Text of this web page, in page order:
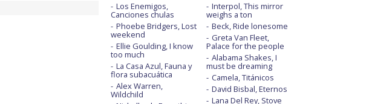
Los Enemigos,
Canciones chulas
Phoebe Bridgers, Lost
weekend
Ellie Goulding, I know
too much
La Casa Azul, Fauna y
flora subacuática
Alex Warren,
Wildchild
Interpol, This mirror
weighs a ton
Beck, Ride lonesome
Greta Van Fleet,
Palace for the people
Alabama Shakes, I
must be dreaming
Camela, Titánicos
David Bisbal, Eternos
Lana Del Rey, Stove